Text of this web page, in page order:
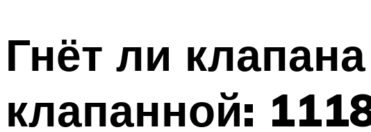
Гнёт ли
клапанной: